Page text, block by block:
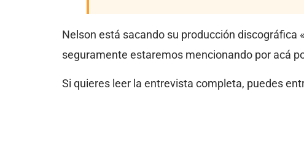
Nelson está sacando su producción discográfica
seguramente estaremos mencionando por acá
Si quieres leer la entrevista completa, puedes